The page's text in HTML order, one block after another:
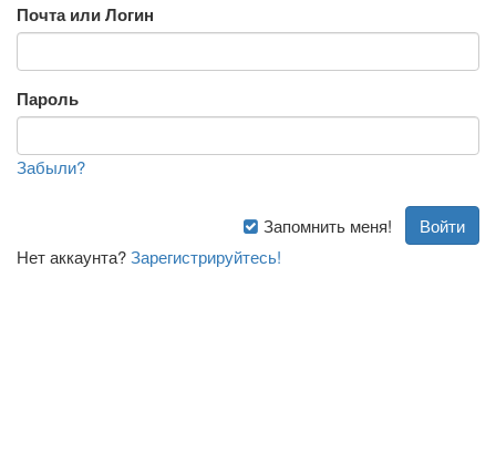
Почта или Логин
Пароль
Забыли?
Запомнить меня!
Нет аккаунта?Зарегистрируйтесь!